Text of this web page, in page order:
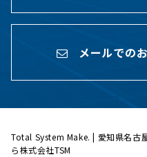
メールでの
Total System Make. | 愛知県名古
ら株式会社TSM